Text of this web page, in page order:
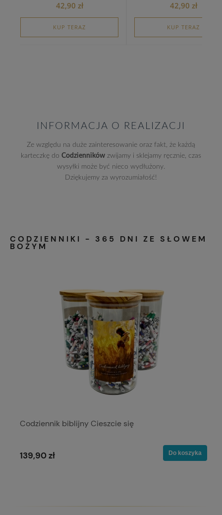
42,90 zł
KUP TERAZ
52,90 zł
KUP TERAZ
INFORMACJA O REALIZACJI
Ze względu na duże zainteresowanie oraz fakt, że każdą
karteczkę do Codzienników zwijamy i sklejamy ręcznie, czas
wysyłki może być nieco wydłużony.
Dziękujemy za wyrozumiałość!
CODZIENNIKI - 365 DNI ZE SŁOWEM
BOŻYM
Codziennik biblijny Cieszcie się
139,90 zł Do koszyka